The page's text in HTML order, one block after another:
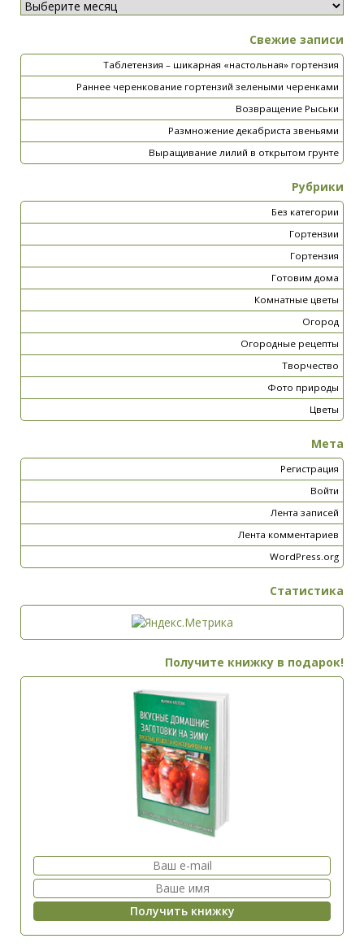
Свежие записи
Таблетензия – шикарная «настольная» гортензия
Раннее черенкование гортензий зелеными черенками
Возвращение Рыськи
Размножение декабриста звеньями
Выращивание лилий в открытом грунте
Рубрики
Без категории
Гортензии
Гортензия
Готовим дома
Комнатные цветы
Огород
Огородные рецепты
Творчество
Фото природы
Цветы
Мета
Регистрация
Войти
Лента записей
Лента комментариев
WordPress.org
Статистика
Получите книжку в подарок!